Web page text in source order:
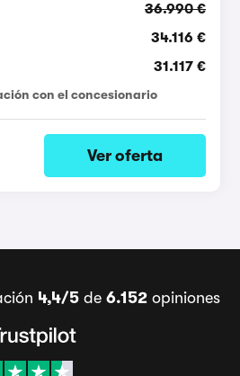
36.990 €
34.116 €
31.117 €
con el concesionario
Ver oferta
4,4/5de 6.152opiniones